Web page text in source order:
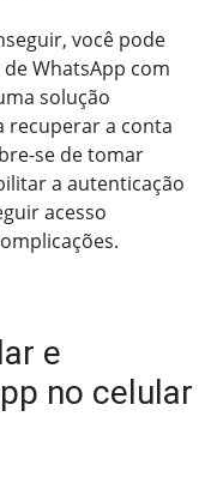
você pode
WhatsApp com
solução
recuperar a conta
se de tomar
a autenticação
acesso
e
no celular